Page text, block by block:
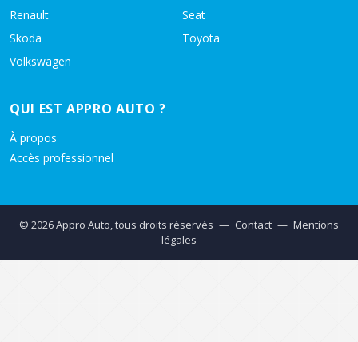
Renault
Seat
Skoda
Toyota
Volkswagen
QUI EST APPRO AUTO ?
À propos
Accès professionnel
© 2026 Appro Auto, tous droits réservés — Contact — Mentions
légales